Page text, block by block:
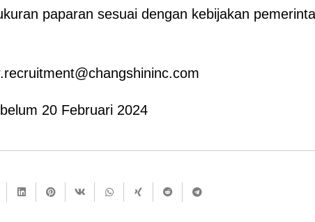
paparan sesuai dengan kebijakan
20 Februari 2024